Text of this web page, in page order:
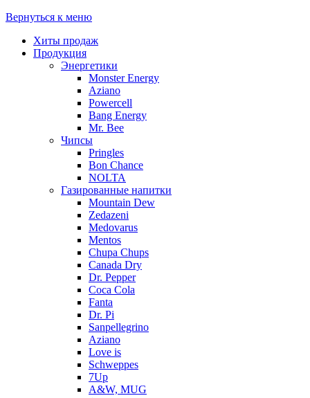
Вернуться к меню
Хиты продаж
Продукция
Энергетики
Monster Energy
Aziano
Powercell
Bang Energy
Mr. Bee
Чипсы
Pringles
Bon Chance
NOLTA
Газированные напитки
Mountain Dew
Zedazeni
Medovarus
Mentos
Chupa Chups
Canada Dry
Dr. Pepper
Coca Cola
Fanta
Dr. Pi
Sanpellegrino
Aziano
Love is
Schweppes
7Up
A&W, MUG